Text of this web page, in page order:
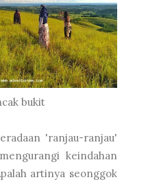
bukit
'ranjau-ranjau'
keindahan
artinya seonggok